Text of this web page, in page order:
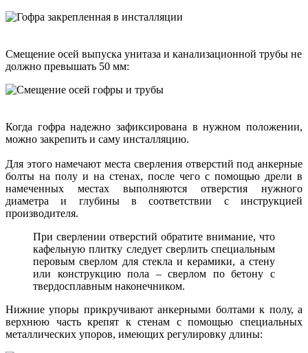
Смещение осей выпуска унитаза и канализационной трубы не
должно превышать 50 мм:
Когда гофра надежно зафиксирована в нужном положении,
можно закрепить и саму инсталляцию.
Для этого намечают места сверления отверстий под анкерные
болты на полу и на стенах, после чего с помощью дрели в
намеченных местах выполняются отверстия нужного
диаметра и глубины в соответствии с инструкцией
производителя.
При сверлении отверстий обратите внимание, что
кафельную плитку следует сверлить специальным
перовым сверлом для стекла и керамики, а стену
или конструкцию пола – сверлом по бетону с
твердосплавным наконечником.
Нижние упоры прикручивают анкерными болтами к полу, а
верхнюю часть крепят к стенам с помощью специальных
металлических упоров, имеющих регулировку длины: